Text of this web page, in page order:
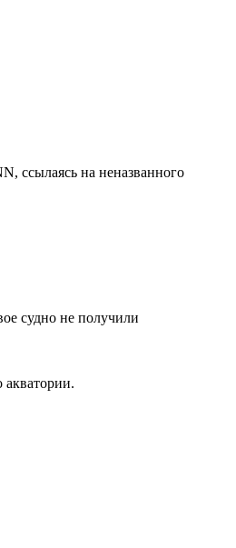
ссылаясь на неназванного
судно не получили